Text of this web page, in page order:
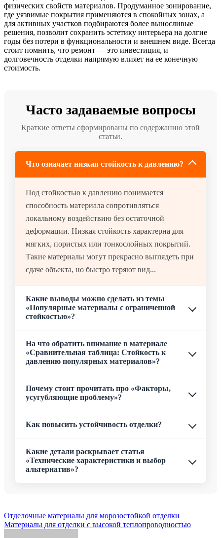
физических свойств материалов. Продуманное зонирование,
где уязвимые покрытия применяются в спокойных зонах, а
для активных участков подбираются более выносливые
решения, позволит сохранить эстетику интерьера на долгие
годы без потери в функциональности и внешнем виде. Всегда
стоит помнить, что ремонт — это инвестиция, и
долговечность отделки напрямую влияет на ее конечную
стоимость.
Часто задаваемые вопросы
Краткие ответы сформированы по содержанию этой
статьи.
Что означает низкая стойкость к давлению?
Под стойкостью к давлению понимается
способность материала сопротивляться
локальному воздействию без остаточной
деформации. Низкая стойкость характерна для
мягких, пористых или тонкослойных покрытий.
Такие материалы могут прекрасно выглядеть при
сдаче объекта, но быстро теряют вид...
Какие выводы можно сделать из темы
«Популярные материалы с ограниченной
стойкостью»?
На что обратить внимание в материале
«Сравнительная таблица: Стойкость к
давлению популярных материалов»?
Почему стоит прочитать про «Факторы,
усугубляющие проблему»?
Как повысить устойчивость отделки?
Какие детали раскрывает статья
«Технические характеристики и выбор
альтернатив»?
Навигация
по
Отделочные материалы для морозостойкой отделки
Материалы для отделки с высокой теплопроводностью